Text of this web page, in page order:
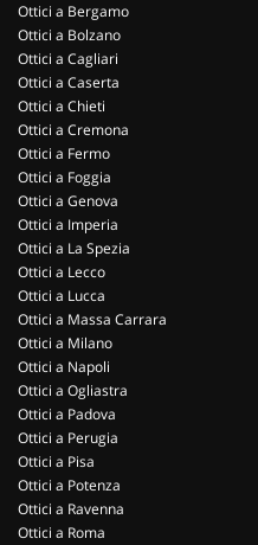
Ottici a Bergamo
Ottici a Bolzano
Ottici a Cagliari
Ottici a Caserta
Ottici a Chieti
Ottici a Cremona
Ottici a Fermo
Ottici a Foggia
Ottici a Genova
Ottici a Imperia
Ottici a La Spezia
Ottici a Lecco
Ottici a Lucca
Ottici a Massa Carrara
Ottici a Milano
Ottici a Napoli
Ottici a Ogliastra
Ottici a Padova
Ottici a Perugia
Ottici a Pisa
Ottici a Potenza
Ottici a Ravenna
Ottici a Roma